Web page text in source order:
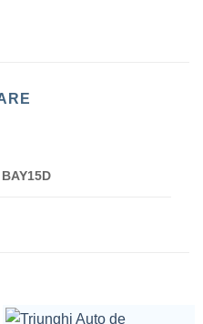
BAY15D